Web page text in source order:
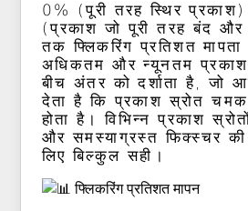
0% (पूरी तरह स्थिर
(प्रकाश जो पूरी तरह बंद और
तक फ्लिकरिंग प्रतिशत
अधिकतम और न्यूनतम
बीच अंतर को दर्शाता है, जो
देता है कि प्रकाश स्रोत चमक
होता है। विभिन्न प्रकाश
और समस्याग्रस्त फिक्स्चर
लिए बिल्कुल सही।